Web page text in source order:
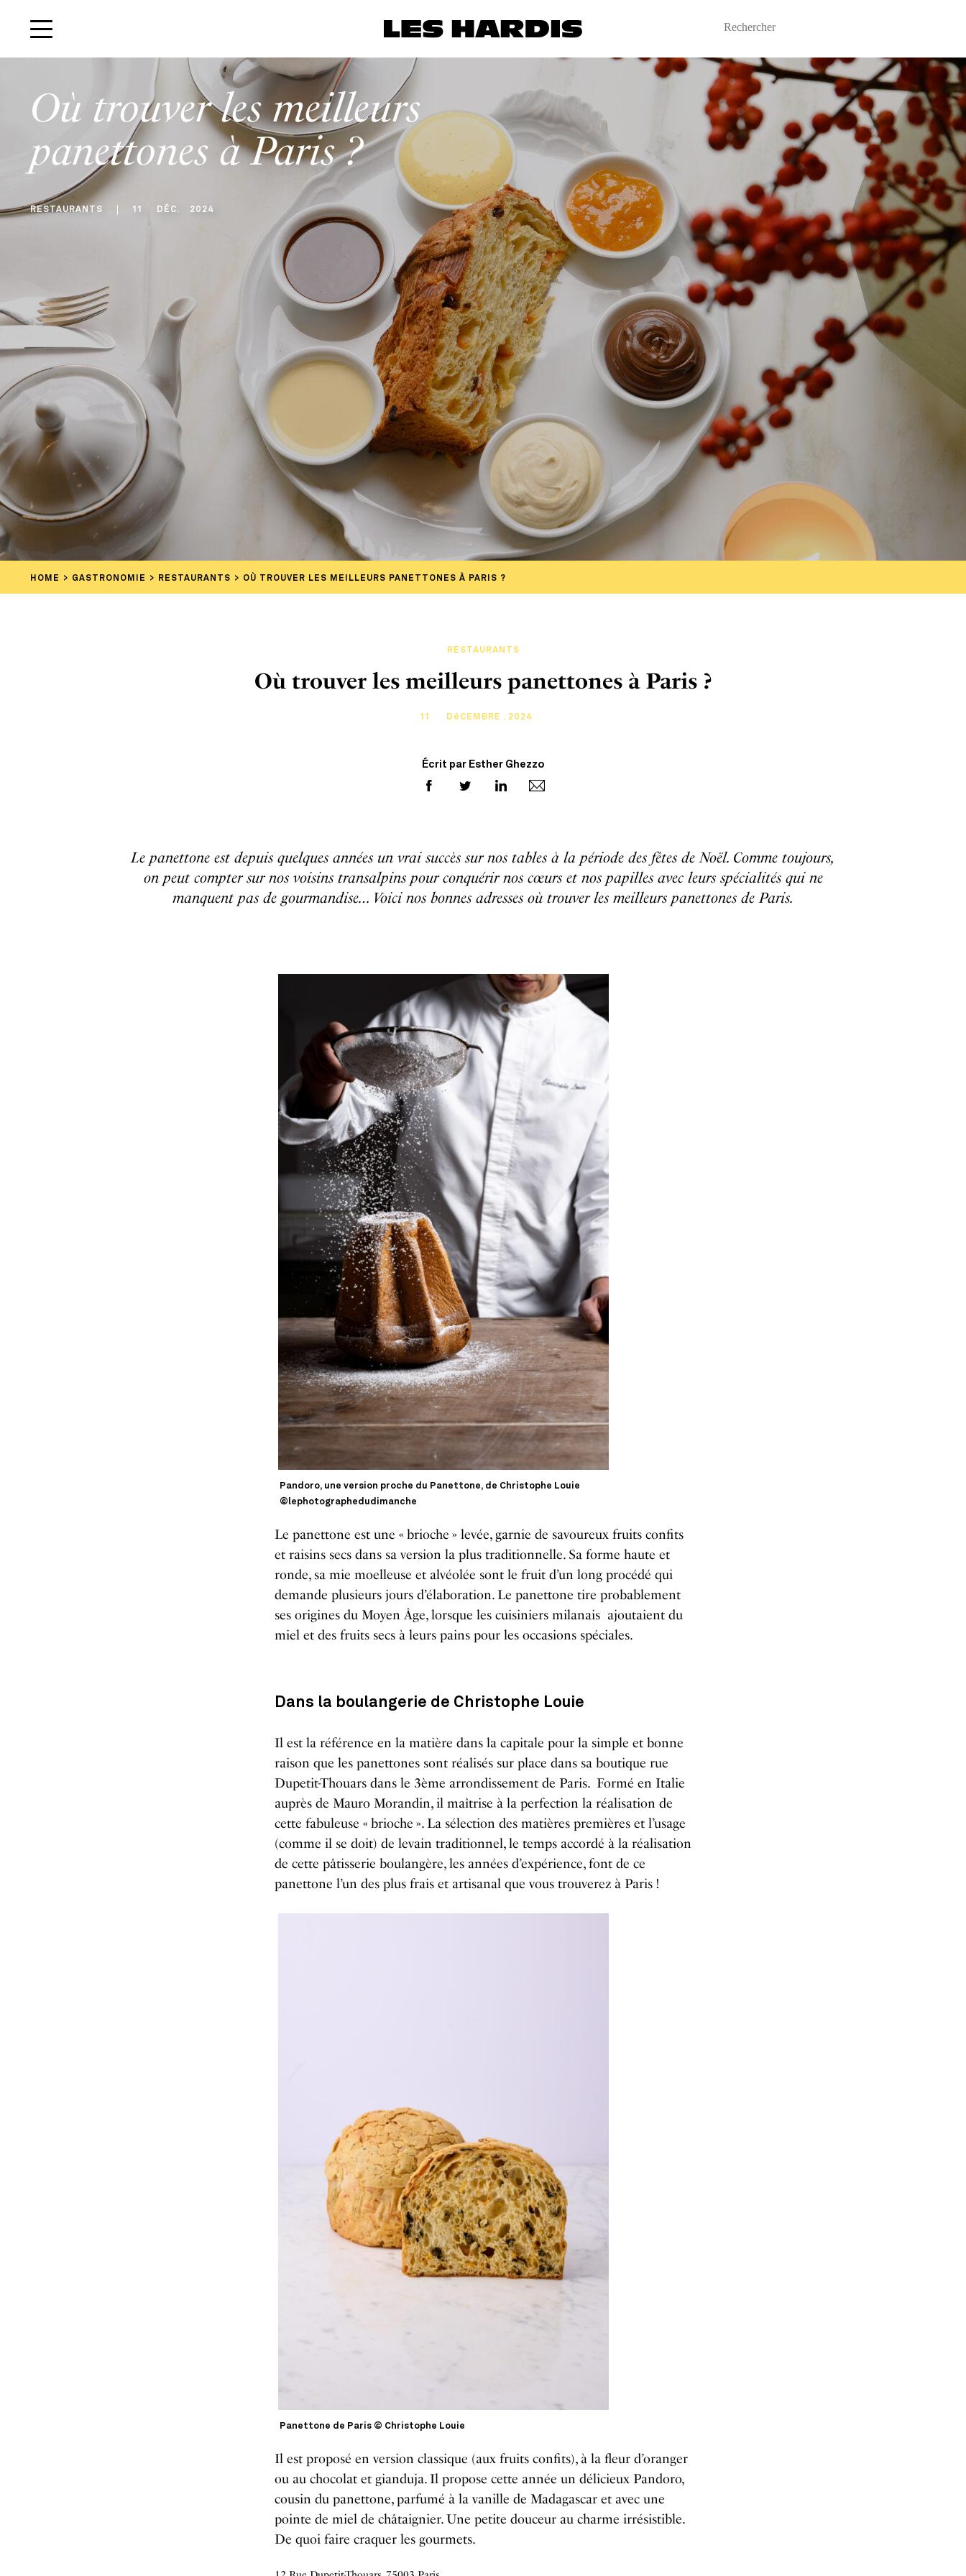
Où trouver les meilleurs
panettones à Paris ?
RESTAURANTS 11 DÉC. 2024
HOME GASTRONOMIE RESTAURANTS OÙ TROUVER LES MEILLEURS PANETTONES À PARIS ?
RESTAURANTS
Où trouver les meilleurs panettones à Paris ?
11 DéCEMBRE . 2024
Écrit par Esther Ghezzo
Le panettone est depuis quelques années un vrai succès sur nos tables à la période des fêtes de Noël. Comme toujours,
on peut compter sur nos voisins transalpins pour conquérir nos cœurs et nos papilles avec leurs spécialités qui ne
manquent pas de gourmandise… Voici nos bonnes adresses où trouver les meilleurs panettones de Paris.
Pandoro, une version proche du Panettone, de Christophe Louie
©lephotographedudimanche
Le panettone est une « brioche » levée, garnie de savoureux fruits confits
et raisins secs dans sa version la plus traditionnelle. Sa forme haute et
ronde, sa mie moelleuse et alvéolée sont le fruit d’un long procédé qui
demande plusieurs jours d’élaboration. Le panettone tire probablement
ses origines du Moyen Âge, lorsque les cuisiniers milanais ajoutaient du
miel et des fruits secs à leurs pains pour les occasions spéciales.
Dans la boulangerie de Christophe Louie
Il est la référence en la matière dans la capitale pour la simple et bonne
raison que les panettones sont réalisés sur place dans sa boutique rue
Dupetit-Thouars dans le 3ème arrondissement de Paris. Formé en Italie
auprès de Mauro Morandin, il maîtrise à la perfection la réalisation de
cette fabuleuse « brioche ». La sélection des matières premières et l’usage
(comme il se doit) de levain traditionnel, le temps accordé à la réalisation
de cette pâtisserie boulangère, les années d’expérience, font de ce
panettone l’un des plus frais et artisanal que vous trouverez à Paris !
Panettone de Paris © Christophe Louie
Il est proposé en version classique (aux fruits confits), à la fleur d’oranger
ou au chocolat et gianduja. Il propose cette année un délicieux Pandoro,
cousin du panettone, parfumé à la vanille de Madagascar et avec une
pointe de miel de châtaignier. Une petite douceur au charme irrésistible.
De quoi faire craquer les gourmets.